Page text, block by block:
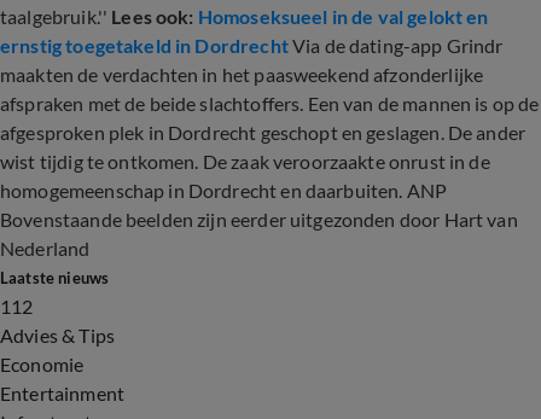
taalgebruik.'' Lees ook: Homoseksueel in de val gelokt en
ernstig toegetakeld in DordrechtVia de dating-app Grindr
maakten de verdachten in het paasweekend afzonderlijke
afspraken met de beide slachtoffers. Een van de mannen is op de
afgesproken plek in Dordrecht geschopt en geslagen. De ander
wist tijdig te ontkomen. De zaak veroorzaakte onrust in de
homogemeenschap in Dordrecht en daarbuiten. ANP
Bovenstaande beelden zijn eerder uitgezonden door Hart van
Nederland
Laatste nieuws
112
Advies & Tips
Economie
Entertainment